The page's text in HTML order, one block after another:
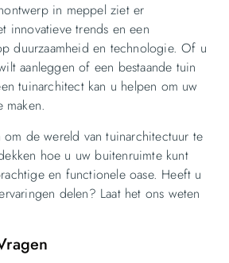
in meppel ziet er
innovatieve trends en een
duurzaamheid en technologie. Of u
aanleggen of een bestaande tuin
tuinarchitect kan u helpen om uw
maken.
de wereld van tuinarchitectuur te
hoe u uw buitenruimte kunt
en functionele oase. Heeft u
delen? Laat het ons weten